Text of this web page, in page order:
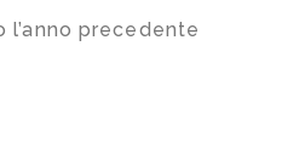
l’anno precedente